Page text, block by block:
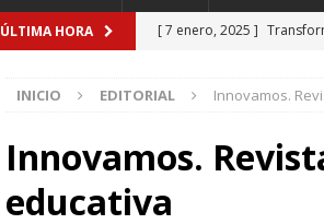
ÚLTIMA HORA [ 7 enero, 2025 ]
[ 7 enero, 2025 ]
Primaria Prof. Heliodoro
El
EVIDENCIAS
INICIO EDITORIAL Innovamos.
Innovamos.
educativa